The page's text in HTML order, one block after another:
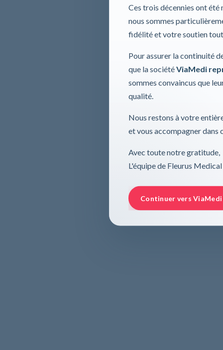
Ces trois décennies ont
nous sommes
fidélité et votre soutien
Pour assurer la continuité
que la sociétéViaMedi
sommes convaincus que
qualité.
Nous restons à votre
et vous accompagner dans
Avec toute notre gratitude,
L'équipe de Fleurus Medical
Continuer vers ViaMedi